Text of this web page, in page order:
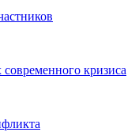
кризиса